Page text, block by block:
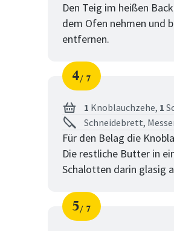
Den Teig im heißen
dem Ofen nehmen und
entfernen.
Schritt
4
von
7
1 Knoblauchzehe, 1
Schneidebrett,
Für den Belag die
Die restliche Butter in
Schalotten darin glasig
Schritt
5
von
7